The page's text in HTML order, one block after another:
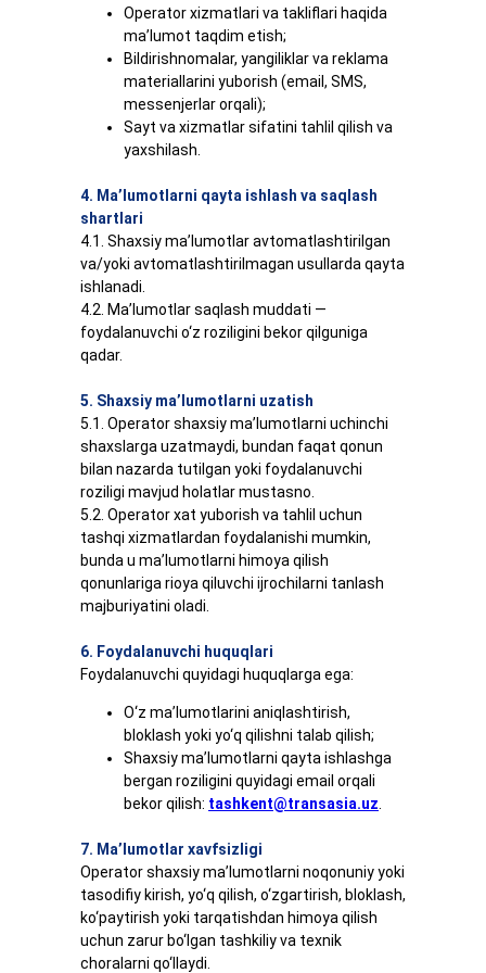
Operator xizmatlari va takliflari haqida
ma’lumot taqdim etish;
Bildirishnomalar, yangiliklar va reklama
materiallarini yuborish (email, SMS,
messenjerlar orqali);
Sayt va xizmatlar sifatini tahlil qilish va
yaxshilash.
4. Ma’lumotlarni qayta ishlash va saqlash
shartlari
4.1. Shaxsiy ma’lumotlar avtomatlashtirilgan
va/yoki avtomatlashtirilmagan usullarda qayta
ishlanadi.
4.2. Ma’lumotlar saqlash muddati —
foydalanuvchi o‘z roziligini bekor qilguniga
qadar.
5. Shaxsiy ma’lumotlarni uzatish
5.1. Operator shaxsiy ma’lumotlarni uchinchi
shaxslarga uzatmaydi, bundan faqat qonun
bilan nazarda tutilgan yoki foydalanuvchi
roziligi mavjud holatlar mustasno.
5.2. Operator xat yuborish va tahlil uchun
tashqi xizmatlardan foydalanishi mumkin,
bunda u ma’lumotlarni himoya qilish
qonunlariga rioya qiluvchi ijrochilarni tanlash
majburiyatini oladi.
6. Foydalanuvchi huquqlari
Foydalanuvchi quyidagi huquqlarga ega:
O‘z ma’lumotlarini aniqlashtirish,
bloklash yoki yo‘q qilishni talab qilish;
Shaxsiy ma’lumotlarni qayta ishlashga
bergan roziligini quyidagi email orqali
bekor qilish: tashkent@transasia.uz
7. Ma’lumotlar xavfsizligi
Operator shaxsiy ma’lumotlarni noqonuniy yoki
tasodifiy kirish, yo‘q qilish, o‘zgartirish, bloklash,
ko‘paytirish yoki tarqatishdan himoya qilish
uchun zarur bo‘lgan tashkiliy va texnik
choralarni qo‘llaydi.